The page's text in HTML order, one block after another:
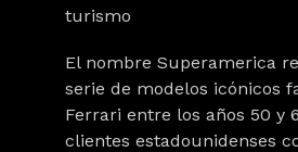
turismo
El nombre Superamerica
serie de modelos icónicos
Ferrari entre los años 50 y
clientes estadounidenses